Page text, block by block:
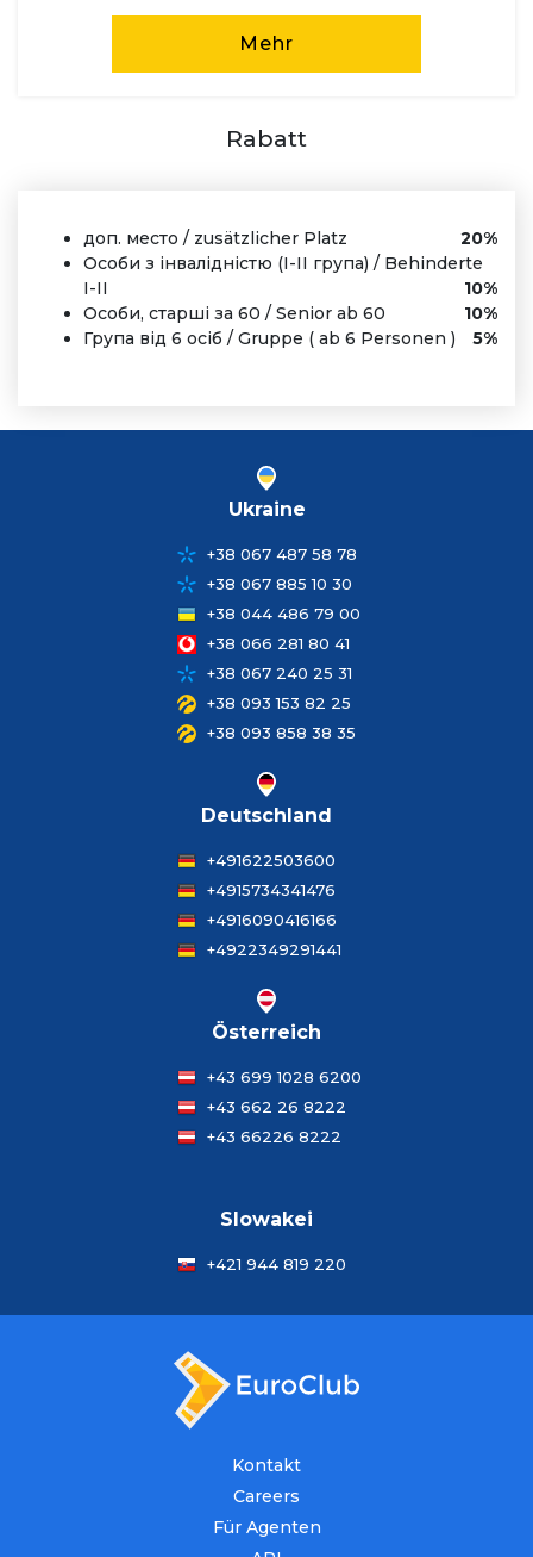
Mehr
Rabatt
доп. место / zusätzlicher Platz
20%
Особи з інвалідністю (I-II група) / Behinderte
I-II
10%
Особи, старші за 60 / Senior ab 60
10%
Група від 6 осіб / Gruppe ( ab 6 Personen )
5%
Ukraine
+38 067 487 58 78
+38 067 885 10 30
+38 044 486 79 00
+38 066 281 80 41
+38 067 240 25 31
+38 093 153 82 25
+38 093 858 38 35
Deutschland
+491622503600
+4915734341476
+4916090416166
+4922349291441
Österreich
+43 699 1028 6200
+43 662 26 8222
+43 66226 8222
Slowakei
+421 944 819 220
Kontakt
Careers
Für Agenten